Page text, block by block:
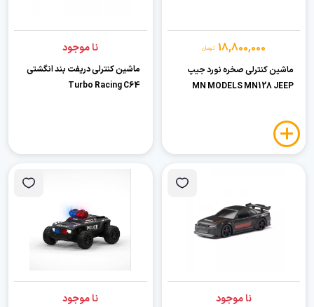
18,800,000 تومان
ماشین کنترلی صخره نورد جیپ
MN MODELS MN128 JEEP
نا موجود
ماشین کنترلی دریفت بند انگشتی
Turbo Racing C64
نا موجود نا موجود